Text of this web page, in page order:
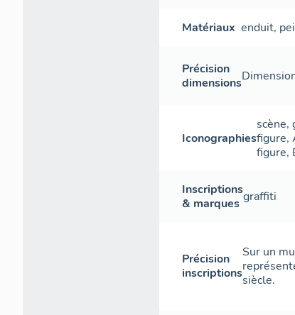
Matériaux enduit,
Précision
dimensions
Iconographies
scène,
figure,
figure,
Inscriptions
& marques graffiti
Précision
inscriptions
Sur un
siècle.